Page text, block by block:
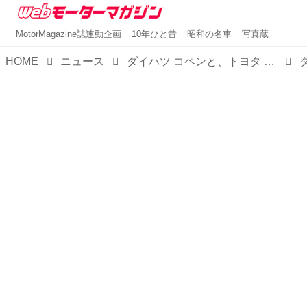
MotorMagazine誌連動企画 10年ひと昔 昭和の名車 写真蔵
HOME ニュース ダイハツ コペンと、トヨタ コペンGRスポーツが一部改良。新法規に合わせて安全装備を充実化